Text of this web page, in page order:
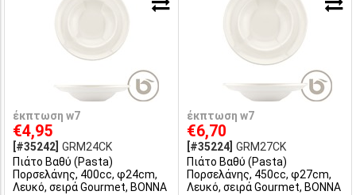
έκπτωση w7
€4,95
[#35242] GRM24CK
Πιάτο Βαθύ (Pasta)
Πορσελάνης, 400cc, φ24cm,
Λευκό, σειρά Gourmet, BONNA
έκπτωση w7
€6,70
[#35224] GRM27CK
Πιάτο Βαθύ (Pasta)
Πορσελάνης, 450cc, φ27cm,
Λευκό, σειρά Gourmet, BONNA